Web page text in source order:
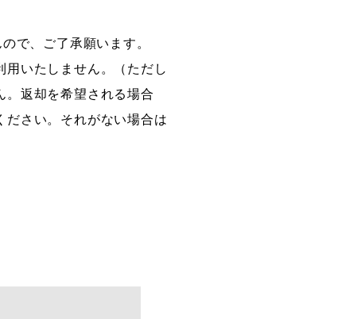
で、ご了承願います。
用いたしません。（ただし
。返却を希望される場合
ださい。それがない場合は